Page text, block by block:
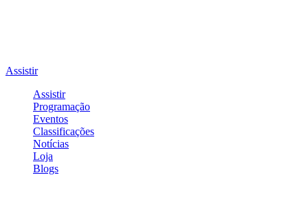
Assistir
Assistir
Programação
Eventos
Classificações
Notícias
Loja
Blogs